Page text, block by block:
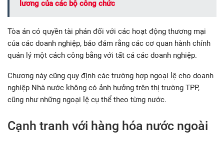
lương của các bộ công chức
Tòa án có quyền tài phán đối với các hoạt động thương mại
của các doanh nghiệp, bảo đảm rằng các cơ quan hành chính
quản lý một cách công bằng với tất cả các doanh nghiệp.
Chương này cũng quy định các trường hợp ngoại lệ cho doanh
nghiệp Nhà nước không có ảnh hưởng trên thị trường TPP,
cũng như những ngoại lệ cụ thể theo từng nước.
Cạnh tranh với hàng hóa nước ngoài